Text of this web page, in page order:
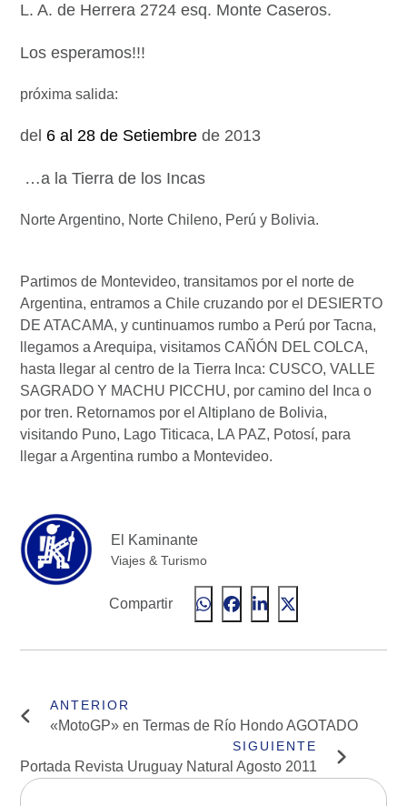
L. A. de Herrera 2724 esq. Monte Caseros.
Los esperamos!!!
próxima salida:
del 6 al 28 de Setiembrede 2013
…a la Tierra de los Incas
Norte Argentino, Norte Chileno, Perú y Bolivia.
Partimos de Montevideo, transitamos por el norte de
Argentina, entramos a Chile cruzando por el DESIERTO
DE ATACAMA, y cuntinuamos rumbo a Perú por Tacna,
llegamos a Arequipa, visitamos CAÑÓN DEL COLCA,
hasta llegar al centro de la Tierra Inca: CUSCO, VALLE
SAGRADO Y MACHU PICCHU, por camino del Inca o
por tren. Retornamos por el Altiplano de Bolivia,
visitando Puno, Lago Titicaca, LA PAZ, Potosí, para
llegar a Argentina rumbo a Montevideo.
El Kaminante
Viajes & Turismo
Compartir
«MotoGP» en Termas de Río Hondo AGOTADO
Portada Revista Uruguay Natural Agosto 2011